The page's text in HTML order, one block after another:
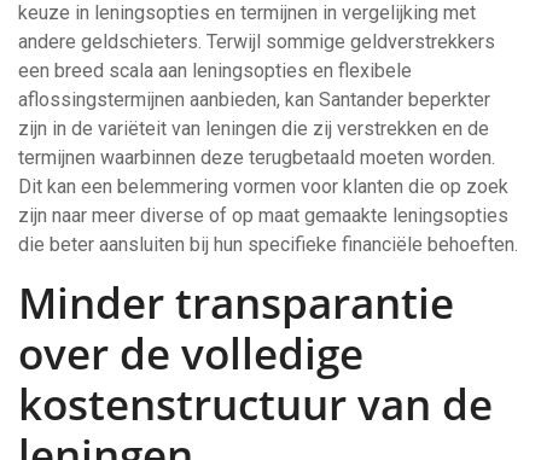
keuze in leningsopties en termijnen in vergelijking met
andere geldschieters. Terwijl sommige geldverstrekkers
een breed scala aan leningsopties en flexibele
aflossingstermijnen aanbieden, kan Santander beperkter
zijn in de variëteit van leningen die zij verstrekken en de
termijnen waarbinnen deze terugbetaald moeten worden.
Dit kan een belemmering vormen voor klanten die op zoek
zijn naar meer diverse of op maat gemaakte leningsopties
die beter aansluiten bij hun specifieke financiële behoeften.
Minder transparantie
over de volledige
kostenstructuur van de